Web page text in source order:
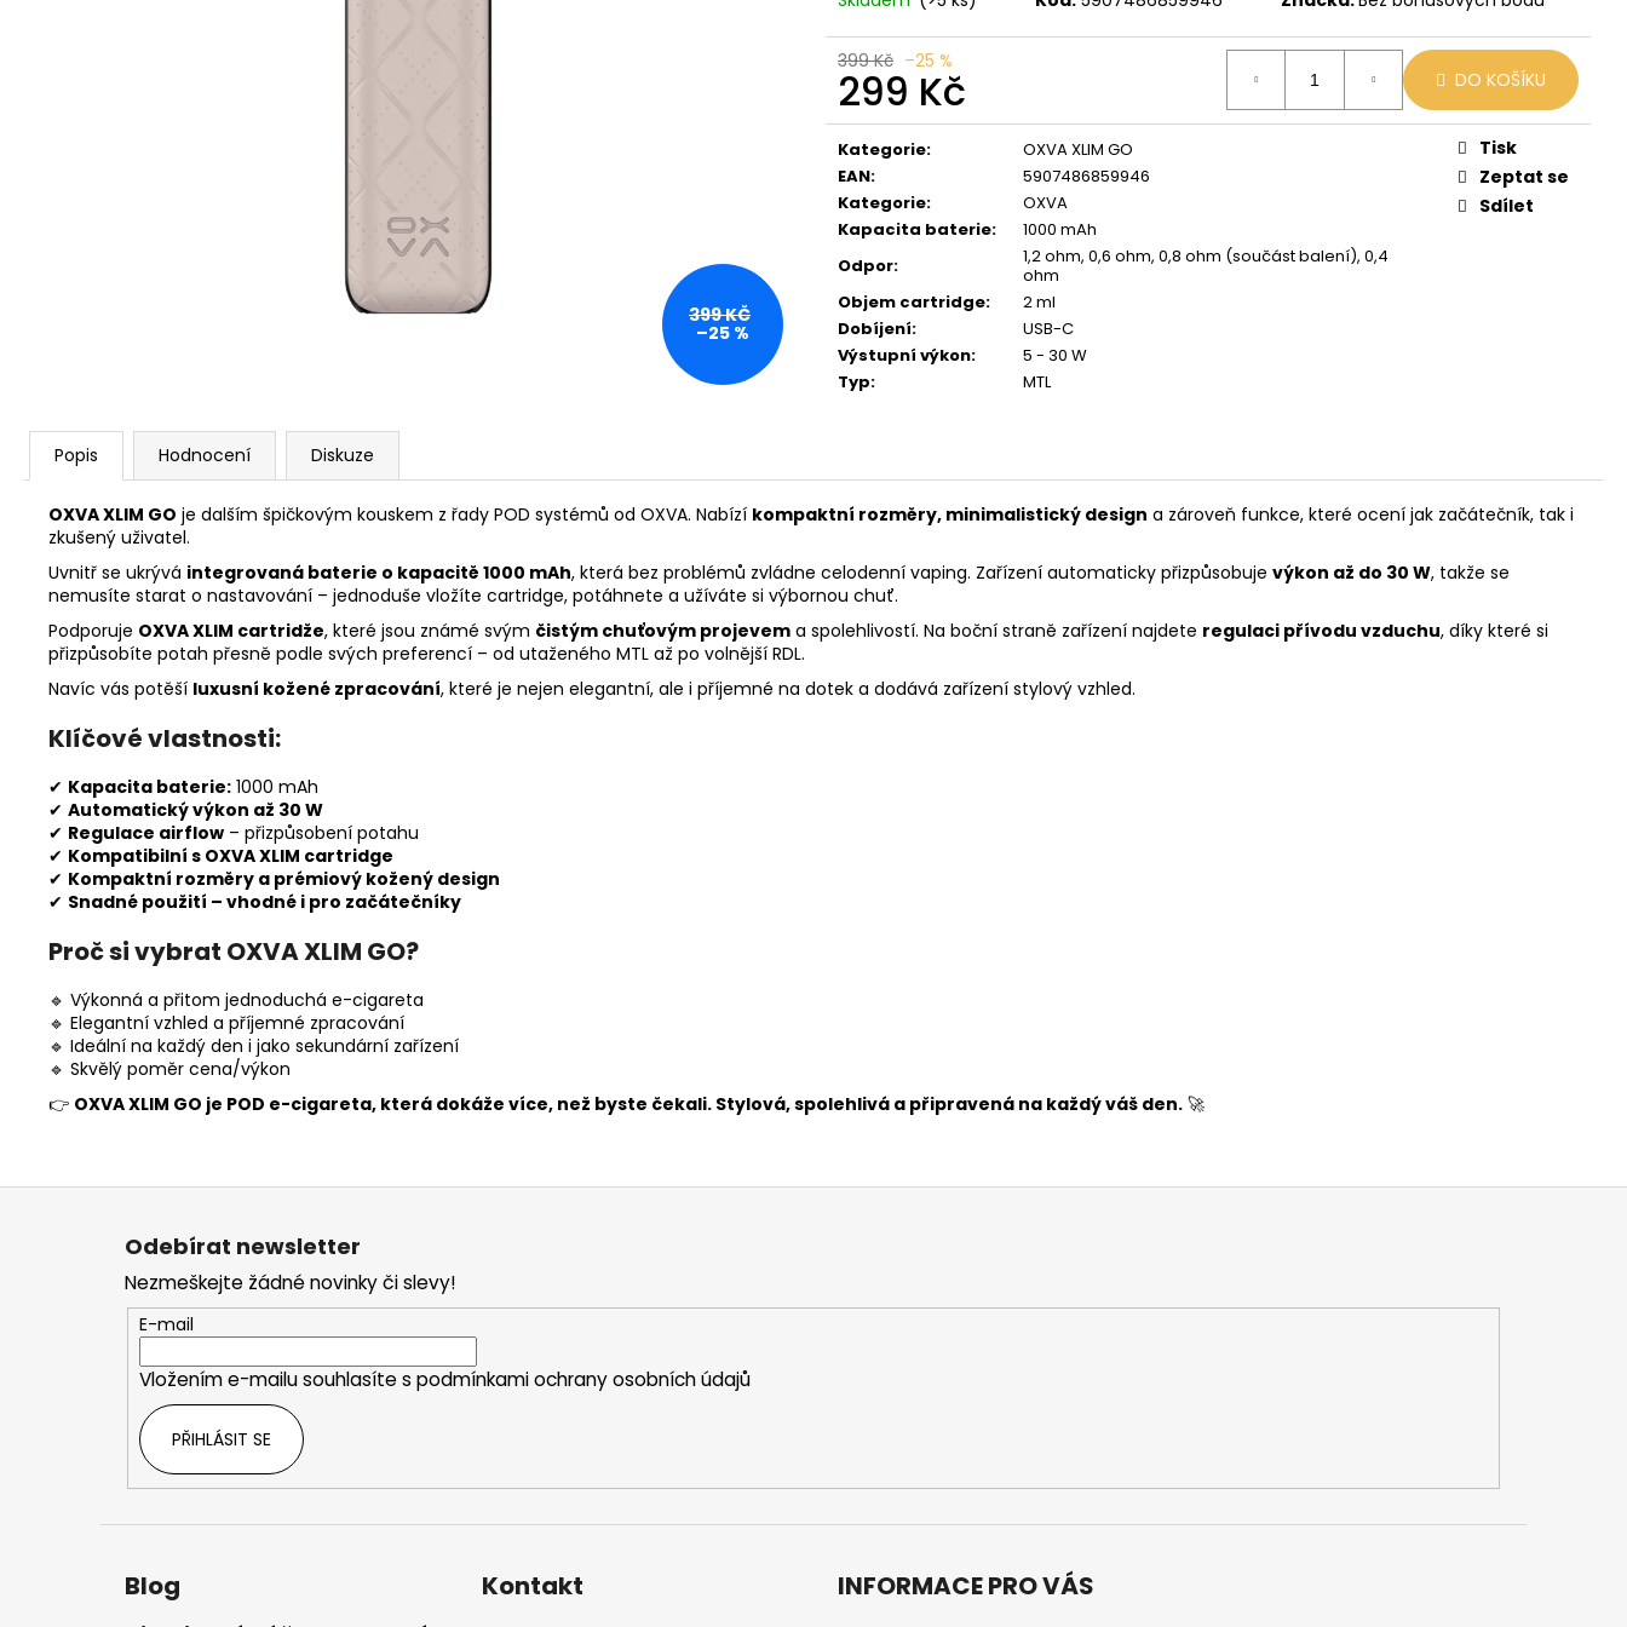
399 Kč –25 %
299 Kč
Měrná
cena:
DO KOŠÍKU
Kategorie:
OXVA XLIM GO
EAN:
5907486859946
Kategorie:
OXVA
Kapacita baterie:
1000 mAh
Odpor:
1,2 ohm, 0,6 ohm, 0,8 ohm (součást balení), 0,4
ohm
Objem cartridge:
2 ml
Dobíjení:
USB-C
Výstupní výkon:
5 - 30 W
Typ: MTL
Tisk
Zeptat se
Sdílet
399 KČ
–25 %
Popis Hodnocení Diskuze
OXVA XLIM GO je dalším špičkovým kouskem z řady POD systémů od OXVA. Nabízí kompaktní rozměry, minimalistický design a zároveň funkce, které ocení jak začátečník, tak i
zkušený uživatel.
Uvnitř se ukrývá integrovaná baterie o kapacitě 1000 mAh, která bez problémů zvládne celodenní vaping. Zařízení automaticky přizpůsobuje výkon až do 30 W, takže se
nemusíte starat o nastavování – jednoduše vložíte cartridge, potáhnete a užíváte si výbornou chuť.
Podporuje OXVA XLIM cartridže, které jsou známé svým čistým chuťovým projevem a spolehlivostí. Na boční straně zařízení najdete regulaci přívodu vzduchu, díky které si
přizpůsobíte potah přesně podle svých preferencí – od utaženého MTL až po volnější RDL.
Navíc vás potěší luxusní kožené zpracování, které je nejen elegantní, ale i příjemné na dotek a dodává zařízení stylový vzhled.
Klíčové vlastnosti:
✔ Kapacita baterie: 1000 mAh
✔ Automatický výkon až 30 W
✔ Regulace airflow – přizpůsobení potahu
✔ Kompatibilní s OXVA XLIM cartridge
✔ Kompaktní rozměry a prémiový kožený design
✔ Snadné použití – vhodné i pro začátečníky
Proč si vybrat OXVA XLIM GO?
🔹 Výkonná a přitom jednoduchá e-cigareta
🔹 Elegantní vzhled a příjemné zpracování
🔹 Ideální na každý den i jako sekundární zařízení
🔹 Skvělý poměr cena/výkon
👉 OXVA XLIM GO je POD e-cigareta, která dokáže více, než byste čekali. Stylová, spolehlivá a připravená na každý váš den. 🚀
VENIX PRO CAPPUCINO-X
VENIX X2 COLA-X
79 Kč
Původně:
Z
Odebírat newsletter
Nezmeškejte žádné novinky či slevy!
E-mail
Vložením e-mailu souhlasíte s podmínkami ochrany osobních údajů
PŘIHLÁSIT SE
Blog Kontakt INFORMACE PRO VÁS